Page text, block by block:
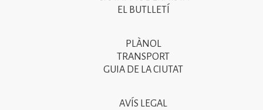
EL BUTLLETÍ
PLÀNOL
TRANSPORT
GUIA DE LA CIUTAT
AVÍS LEGAL